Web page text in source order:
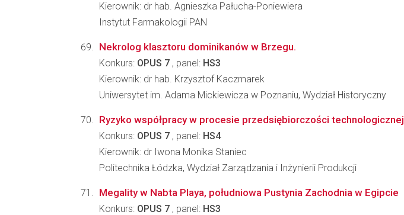
Kierownik: dr hab. Agnieszka Pałucha-Poniewiera
Instytut Farmakologii PAN
Nekrolog klasztoru dominikanów w Brzegu.
Konkurs: OPUS 7 , panel: HS3
Kierownik: dr hab. Krzysztof Kaczmarek
Uniwersytet im. Adama Mickiewicza w Poznaniu, Wydział Historyczny
Ryzyko współpracy w procesie przedsiębiorczości technologicznej
Konkurs: OPUS 7 , panel: HS4
Kierownik: dr Iwona Monika Staniec
Politechnika Łódzka, Wydział Zarządzania i Inżynierii Produkcji
Megality w Nabta Playa, południowa Pustynia Zachodnia w Egipcie
Konkurs: OPUS 7 , panel: HS3